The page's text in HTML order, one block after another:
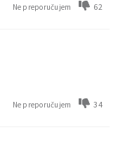
Ne preporučujem 62
Ne preporučujem 34